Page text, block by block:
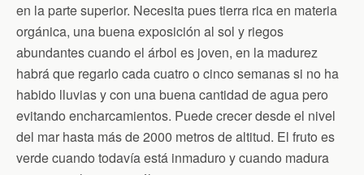
en la parte superior. Necesita pues tierra rica en materia
orgánica, una buena exposición al sol y riegos
abundantes cuando el árbol es joven, en la madurez
habrá que regarlo cada cuatro o cinco semanas si no ha
habido lluvias y con una buena cantidad de agua pero
evitando encharcamientos. Puede crecer desde el nivel
del mar hasta más de 2000 metros de altitud. El fruto es
verde cuando todavía está inmaduro y cuando madura